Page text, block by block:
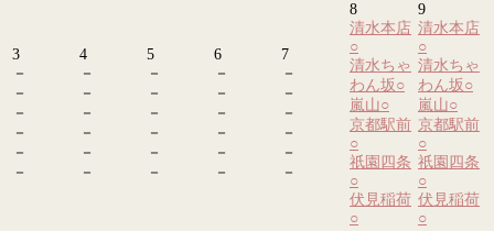
3
－
－
－
－
－
－
4
－
－
－
－
－
－
5
－
－
－
－
－
－
6
－
－
－
－
－
－
7
－
－
－
－
－
－
8
清水本店
○
清水ちゃ
わん坂○
嵐山○
京都駅前
○
祇園四条
○
伏見稲荷
○
9
清水本店
○
清水ちゃ
わん坂○
嵐山○
京都駅前
○
祇園四条
○
伏見稲荷
○